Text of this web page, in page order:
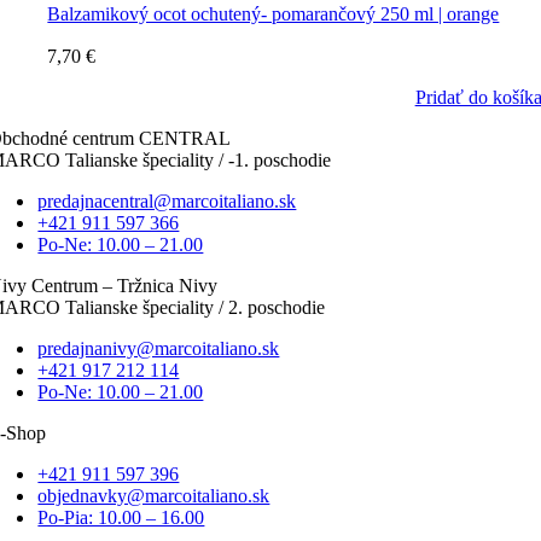
Balzamikový ocot ochutený- pomarančový 250 ml | orange
7,70€
Pridať do košíka
centrum CENTRAL
Talianske špeciality / -1. poschodie
predajnacentral@marcoitaliano.sk
+421 911 597 366
Po-Ne: 10.00 – 21.00
Centrum – Tržnica Nivy
Talianske špeciality / 2. poschodie
predajnanivy@marcoitaliano.sk
+421 917 212 114
Po-Ne: 10.00 – 21.00
Shop
+421 911 597 396
objednavky@marcoitaliano.sk
Po-Pia: 10.00 – 16.00